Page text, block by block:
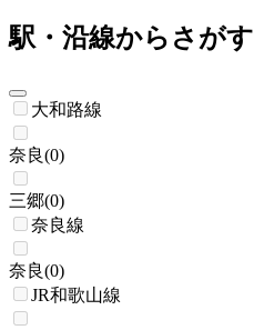
駅・沿線からさがす
大和路線
奈良(0)
三郷(0)
奈良線
奈良(0)
JR和歌山線